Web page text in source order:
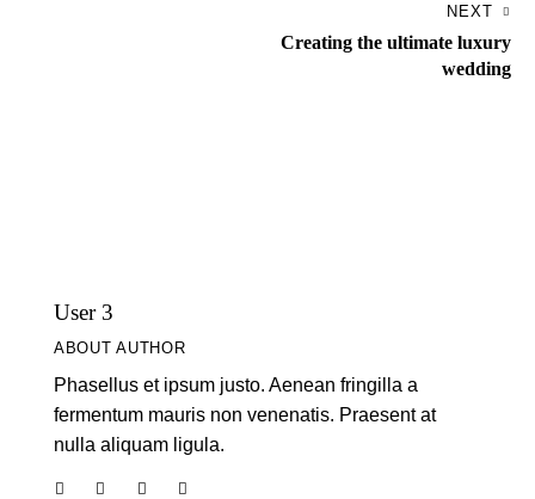
NEXT
Creating the ultimate luxury
wedding
User 3
ABOUT AUTHOR
Phasellus et ipsum justo. Aenean fringilla a
fermentum mauris non venenatis. Praesent at
nulla aliquam ligula.